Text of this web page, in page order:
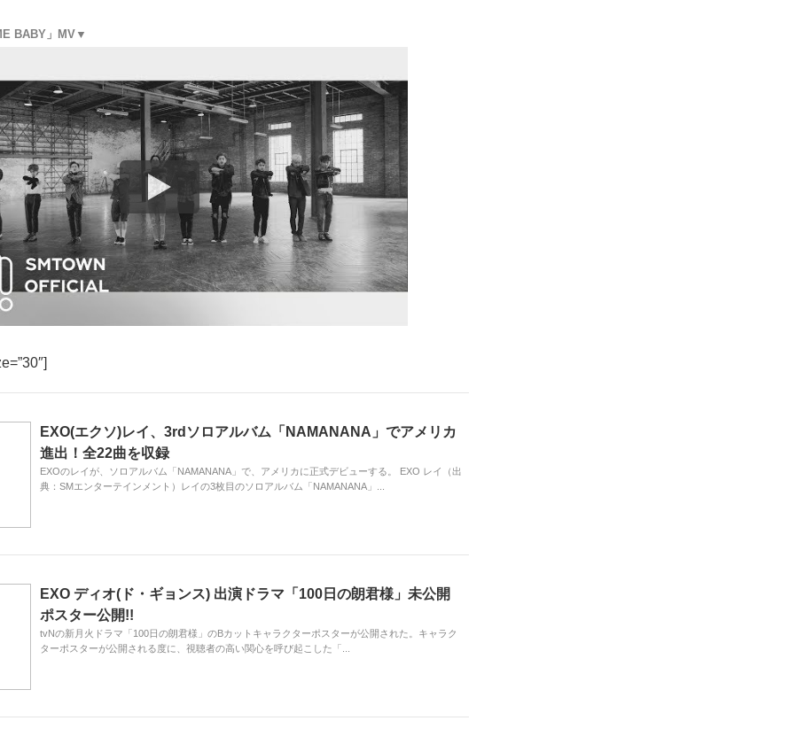
BABY」MV▼
EXO(エクソ)レイ、3rdソロアルバム「NAMANANA」でアメリカ
進出！全22曲を収録
EXOのレイが、ソロアルバム「NAMANANA」で、アメリカに正式デビューする。 EXO レイ（出
典：SMエンターテインメント）レイの3枚目のソロアルバム「NAMANANA」...
EXO ディオ(ド・ギョンス) 出演ドラマ「100日の朗君様」未公開
ポスター公開!!
tvNの新月火ドラマ「100日の朗君様」のBカットキャラクターポスターが公開された。キャラク
ターポスターが公開される度に、視聴者の高い関心を呼び起こした「...